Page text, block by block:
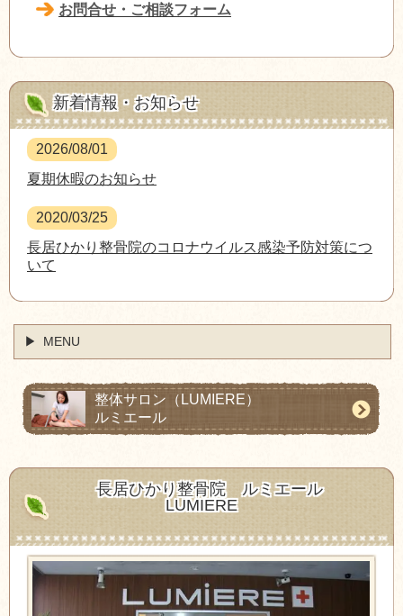
お問合せ・ご相談フォーム
新着情報・お知らせ
2026/08/01
夏期休暇のお知らせ
2020/03/25
長居ひかり整骨院のコロナウイルス感染予防対策につ
いて
MENU
整体サロン （LUMIERE）
ルミエール
長居ひかり整骨院
ルミエール
LUMIERE